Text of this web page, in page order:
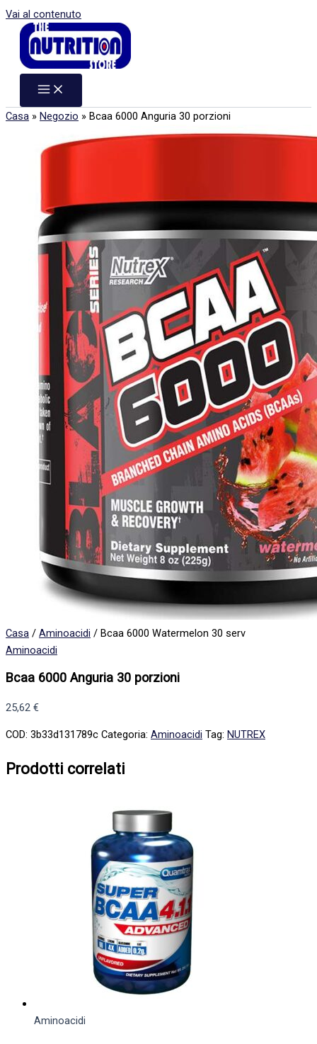
Vai al contenuto
Casa » Negozio » Bcaa 6000 Anguria 30 porzioni
Casa / Aminoacidi / Bcaa 6000 Watermelon 30 serv
Aminoacidi
Bcaa 6000 Anguria 30 porzioni
25,62 €
COD: 3b33d131789c Categoria: Aminoacidi Tag: NUTREX
Prodotti correlati
Aminoacidi